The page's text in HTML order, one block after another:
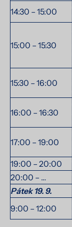
14:30 – 15:00
15:00 – 15:30
15:30 – 16:00
16:00 – 16:30
17:00 – 19:00
19:00 – 20:00
20:00 – …
Pátek 19. 9.
9:00 – 12:00